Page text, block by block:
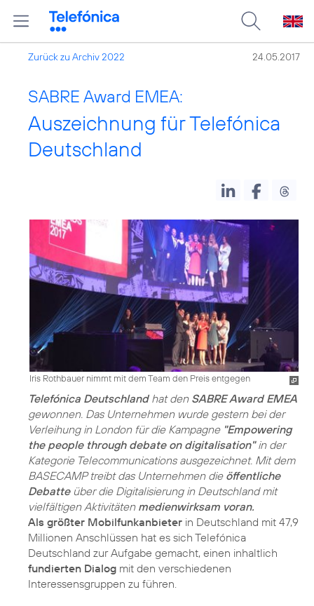
Zurück zu Archiv 2022 24.05.2017
SABRE Award EMEA:
Auszeichnung für Telefónica
Deutschland
Iris Rothbauer nimmt mit dem Team den Preis entgegen
Telefónica Deutschlandhat den SABRE Award EMEA
gewonnen. Das Unternehmen wurde gestern bei der
Verleihung in London für die Kampagne "Empowering
the people through debate on digitalisation"in der
Kategorie Telecommunications ausgezeichnet. Mit dem
BASECAMP treibt das Unternehmen die öffentliche
Debatteüber die Digitalisierung in Deutschland mit
vielfältigen Aktivitäten medienwirksam voran.
Als größter Mobilfunkanbieter in Deutschland mit 47,9
Millionen Anschlüssen hat es sich Telefónica
Deutschland zur Aufgabe gemacht, einen inhaltlich
fundierten Dialog mit den verschiedenen
Interessensgruppen zu führen.